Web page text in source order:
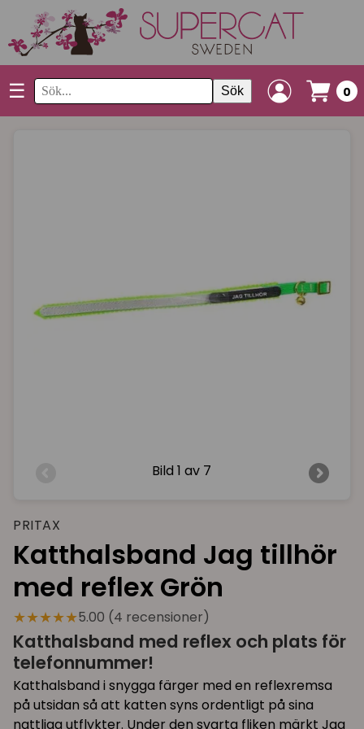
☰ Sök 0
Bild1 av 7
PRITAX
Katthalsband Jag tillhör
med reflex Grön
★★★★★5.00 (4 recensioner)
Katthalsband med reflex och plats för
telefonnummer!
Katthalsband i snygga färger med en reflexremsa
på utsidan så att katten syns ordentligt på sina
nattliga utflykter. Under den svarta fliken märkt Jag